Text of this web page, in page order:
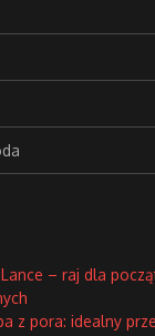
– raj dla
z pora: idealny